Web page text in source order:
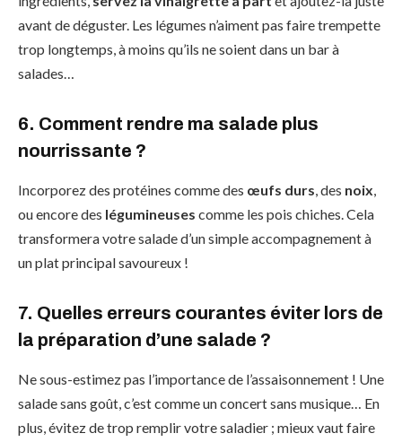
avant de déguster. Les légumes n’aiment pas faire trempette
trop longtemps, à moins qu’ils ne soient dans un bar à
salades…
6. Comment rendre ma salade plus
nourrissante ?
Incorporez des protéines comme des œufs durs, des noix,
ou encore des légumineuses comme les pois chiches. Cela
transformera votre salade d’un simple accompagnement à
un plat principal savoureux !
7. Quelles erreurs courantes éviter lors de
la préparation d’une salade ?
Ne sous-estimez pas l’importance de l’assaisonnement ! Une
salade sans goût, c’est comme un concert sans musique… En
plus, évitez de trop remplir votre saladier ; mieux vaut faire